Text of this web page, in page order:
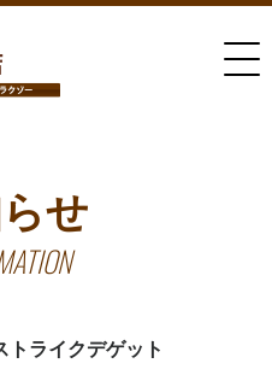
せ
ライクデゲット